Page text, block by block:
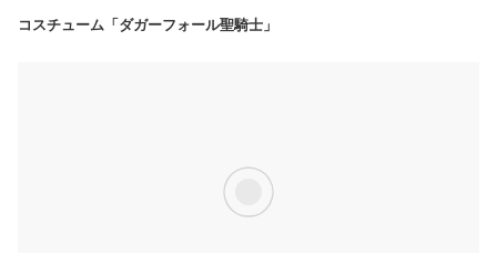
コスチューム「ダガーフォール聖騎士」